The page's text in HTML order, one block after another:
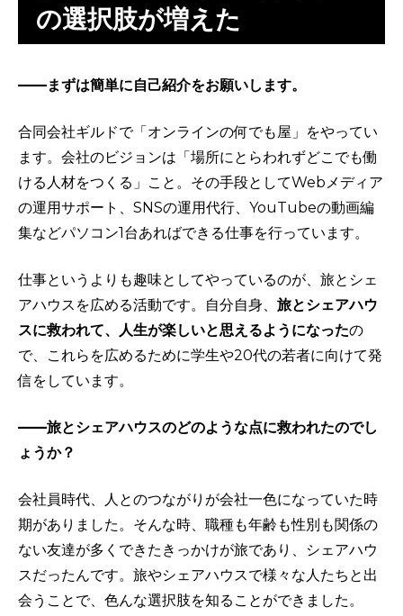
の選択肢が増えた
——まずは簡単に自己紹介をお願いします。
合同会社ギルドで「オンラインの何でも屋」をやってい
ます。会社のビジョンは「場所にとらわれずどこでも働
ける人材をつくる」こと。その手段としてWebメディア
の運用サポート、SNSの運用代行、YouTubeの動画編
集などパソコン1台あればできる仕事を行っています。
仕事というよりも趣味としてやっているのが、旅とシェ
アハウスを広める活動です。自分自身、 旅とシェアハウ
スに救われて、人生が楽しいと思えるようになったの
で、これらを広めるために学生や20代の若者に向けて発
信をしています。
——旅とシェアハウスのどのような点に救われたのでし
ょうか？
会社員時代、人とのつながりが会社一色になっていた時
期がありました。そんな時、職種も年齢も性別も関係の
ない友達が多くできたきっかけが旅であり、シェアハウ
スだったんです。旅やシェアハウスで様々な人たちと出
会うことで、色んな選択肢を知ることができました。